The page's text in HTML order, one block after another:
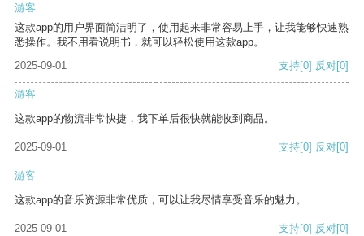
游客
这款app的用户界面简洁明了，使用起来非常容易上手，让我能够快速熟
悉操作。我不用看说明书，就可以轻松使用这款app。
2025-09-01
支持[0] 反对[0]
游客
这款app的物流非常快捷，我下单后很快就能收到商品。
2025-09-01 支持[0] 反对[0]
游客
这款app的音乐资源非常优质，可以让我尽情享受音乐的魅力。
2025-09-01 支持[0] 反对[0]